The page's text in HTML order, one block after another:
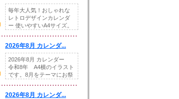
毎年大人気！おしゃれな
レトロデザインカレンダ
ー 使いやすいA4サイズ。
2026年8月 カレンダ...
2026年8月 カレンダー
令和8年 A4横のイラスト
です。8月をテーマにお祭
2026年8月 カレンダ...